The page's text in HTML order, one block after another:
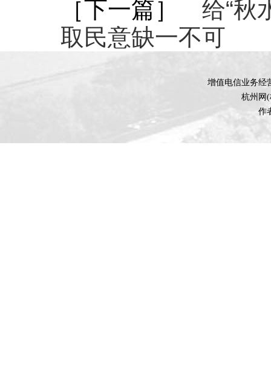
［下一篇］ 给“秋
取民意缺一不可
增值电信业务经
杭州网
作